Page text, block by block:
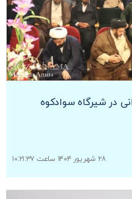
در شیرگاه سوادکوه
۲۸ شهریور ۱۴۰۴ ساعت ۱۰:۲۱:۳۷